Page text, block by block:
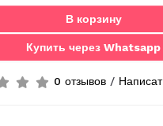
В корзину
Купить через Whatsapp
0 отзывов /